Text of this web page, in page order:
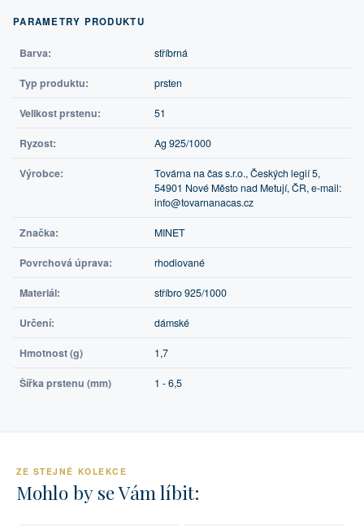
PARAMETRY PRODUKTU
Barva: stříbrná
Typ produktu: prsten
Velikost prstenu: 51
Ryzost: Ag 925/1000
Výrobce:
Továrna na čas s.r.o., Českých legií 5,
54901 Nové Město nad Metují, ČR, e-mail:
info@tovarnanacas.cz
Značka: MINET
Povrchová úprava: rhodiované
Materiál: stříbro 925/1000
Určení: dámské
Hmotnost (g) 1,7
Šířka prstenu (mm) 1 - 6,5
ZE STEJNÉ KOLEKCE
Mohlo by se Vám líbit: